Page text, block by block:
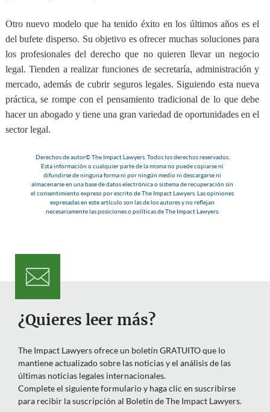
Otro nuevo modelo que ha tenido éxito en los últimos años es el
del bufete disperso. Su objetivo es ofrecer muchas soluciones para
los profesionales del derecho que no quieren llevar un negocio
legal. Tienden a realizar funciones de secretaría, administración y
mercado, además de cubrir seguros legales. Siguiendo esta nueva
práctica, se rompe con el pensamiento tradicional de lo que debe
hacer un abogado y tiene una gran variedad de oportunidades en el
sector legal.
Derechos de autor© The Impact Lawyers. Todos los derechos reservados.
Esta información o cualquier parte de la misma no puede copiarse ni
difundirse de ninguna forma ni por ningún medio ni descargarse ni
almacenarse en una base de datos electrónica o sistema de recuperación sin
el consentimiento expreso por escrito de The Impact Lawyers. Las opiniones
expresadas en este artículo son las de los autores y no reflejan
necesariamente las posiciones o políticas de The Impact Lawyers.
¿Quieres leer más?
The Impact Lawyers ofrece un boletín GRATUITO que lo
mantiene actualizado sobre las noticias y el análisis de las
últimas noticias legales internacionales.
Complete el siguiente formulario y haga clic en suscribirse
para recibir la suscripción al Boletín de The Impact Lawyers.